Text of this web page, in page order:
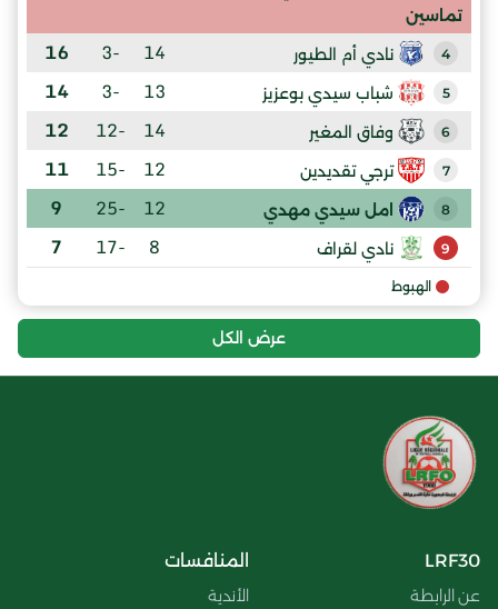
تماسين
4 نادي أم الطيور 14
-3
16
5 شباب سيدي بوعزيز 13
-3
14
6 وفاق المغير 14
-12
12
7 ترجي تقديدين 12
-15
11
8 امل سيدي مهدي 12
-25
9
9 نادي لقراف 8
-17
7
الهبوط
عرض الكل
LRF30
عن الرابطة
المنافسات
الأندية